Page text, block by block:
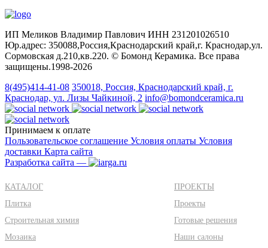
ИП Меликов Владимир Павлович ИНН 231201026510
Юр.адрес: 350088,Россия,Краснодарский край,г. Краснодар,ул.
Сормовская д.210,кв.220. © Бомонд Керамика. Все права
защищены.1998‑2026
8(495)414-41-08 350018, Россия, Краснодарский край, г.
Краснодар, ул. Лизы Чайкиной, 2 info@bomondceramica.ru
Принимаем к оплате
Пользовательское соглашение Условия оплаты Условия
доставки Карта сайта
Разработка сайта —
КАТАЛОГ
Плитка
Строительная химия
Мозаика
ПРОЕКТЫ
Проекты
Готовые решения
Наши салоны